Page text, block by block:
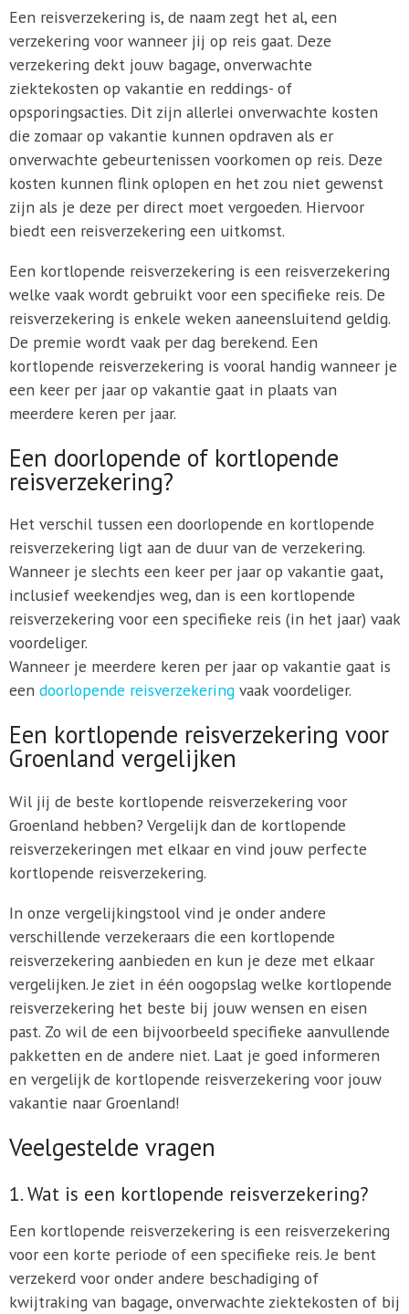
Een reisverzekering is, de naam zegt het al, een
verzekering voor wanneer jij op reis gaat. Deze
verzekering dekt jouw bagage, onverwachte
ziektekosten op vakantie en reddings- of
opsporingsacties. Dit zijn allerlei onverwachte kosten
die zomaar op vakantie kunnen opdraven als er
onverwachte gebeurtenissen voorkomen op reis. Deze
kosten kunnen flink oplopen en het zou niet gewenst
zijn als je deze per direct moet vergoeden. Hiervoor
biedt een reisverzekering een uitkomst.
Een kortlopende reisverzekering is een reisverzekering
welke vaak wordt gebruikt voor een specifieke reis. De
reisverzekering is enkele weken aaneensluitend geldig.
De premie wordt vaak per dag berekend. Een
kortlopende reisverzekering is vooral handig wanneer je
een keer per jaar op vakantie gaat in plaats van
meerdere keren per jaar.
Een doorlopende of kortlopende
reisverzekering?
Het verschil tussen een doorlopende en kortlopende
reisverzekering ligt aan de duur van de verzekering.
Wanneer je slechts een keer per jaar op vakantie gaat,
inclusief weekendjes weg, dan is een kortlopende
reisverzekering voor een specifieke reis (in het jaar) vaak
voordeliger.
Wanneer je meerdere keren per jaar op vakantie gaat is
een doorlopende reisverzekeringvaak voordeliger.
Een kortlopende reisverzekering voor
Groenland vergelijken
Wil jij de beste kortlopende reisverzekering voor
Groenland hebben? Vergelijk dan de kortlopende
reisverzekeringen met elkaar en vind jouw perfecte
kortlopende reisverzekering.
In onze vergelijkingstool vind je onder andere
verschillende verzekeraars die een kortlopende
reisverzekering aanbieden en kun je deze met elkaar
vergelijken. Je ziet in één oogopslag welke kortlopende
reisverzekering het beste bij jouw wensen en eisen
past. Zo wil de een bijvoorbeeld specifieke aanvullende
pakketten en de andere niet. Laat je goed informeren
en vergelijk de kortlopende reisverzekering voor jouw
vakantie naar Groenland!
Veelgestelde vragen
1. Wat is een kortlopende reisverzekering?
Een kortlopende reisverzekering is een reisverzekering
voor een korte periode of een specifieke reis. Je bent
verzekerd voor onder andere beschadiging of
kwijtraking van bagage, onverwachte ziektekosten of bij